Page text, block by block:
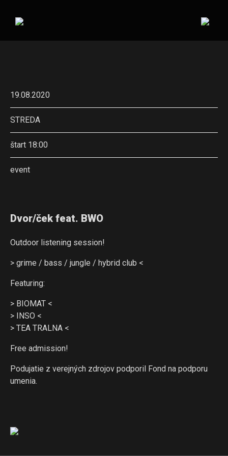
19.08.2020
STREDA
štart 18:00
event
Dvor/ček feat. BWO
Outdoor listening session!
> grime / bass / jungle / hybrid club <
Featuring:
> BIOMAT <
> INSO <
> TEA TRALNA <
Free admission!
Podujatie z verejných zdrojov podporil Fond na podporu
umenia.